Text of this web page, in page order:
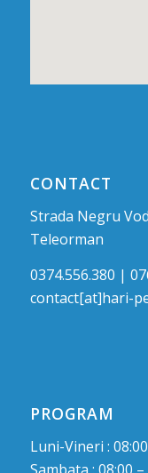
CONTACT
Strada Negru
Teleorman
0374.556.380 |
contact[at]hari-
PROGRAM
Luni-Vineri :